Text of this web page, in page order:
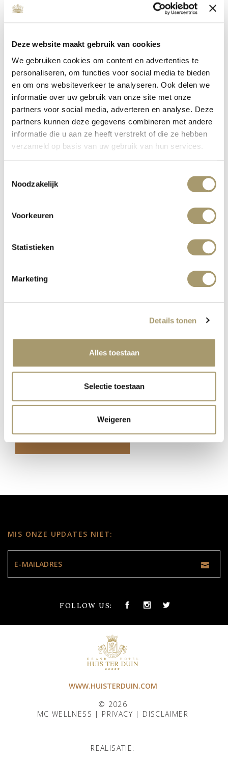
Deze website maakt gebruik van cookies
We gebruiken cookies om content en advertenties te
personaliseren, om functies voor social media te bieden
en om ons websiteverkeer te analyseren. Ook delen we
informatie over uw gebruik van onze site met onze
partners voor social media, adverteren en analyse. Deze
partners kunnen deze gegevens combineren met andere
informatie die u aan ze heeft verstrekt of die ze hebben
verzameld op basis van uw gebruik van hun services.
Noodzakelijk
Voorkeuren
Statistieken
Marketing
Details tonen
Alles toestaan
Selectie toestaan
Weigeren
Koningin Astrid Boulevard 5
PO Box 85
Noordwijk aan Zee
E:info@mcwellnesscentre.com
OPENINGSTIJDEN
Maandag
Gesloten
09.00 - 18.00
Woensdag
09.00 - 18.00
Donderdag
09.00 - 18.00
Vrijdag
09.00 - 18.00
CONTACTFORMULIER
Neem contact op middels het formulier hieronder.
Naam
E-
MIS ONZE UPDATES NIET:
FOLLOW US:
WWW.HUISTERDUIN.COM
© 2026
MC WELLNESS | PRIVACY | DISCLAIMER
REALISATIE: